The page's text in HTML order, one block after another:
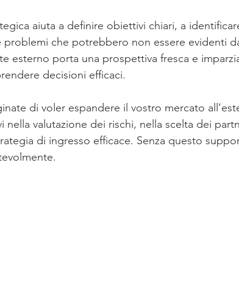
aiuta a definire obiettivi chiari, a
problemi che potrebbero non essere evidenti
esterno porta una prospettiva fresca e
decisioni efficaci.
di voler espandere il vostro mercato
nella valutazione dei rischi, nella scelta dei
di ingresso efficace. Senza questo